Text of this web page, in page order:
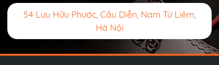
54 Lưu Hữu Phước, Cầu Diễn, Nam Từ Liêm,
Hà Nội